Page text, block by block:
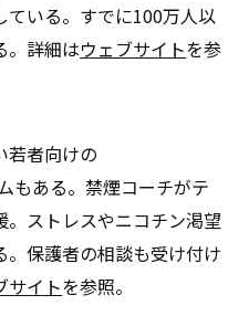
いる。すでに100万人以
。詳細はウェブサイトを参
若者向けの
もある。禁煙コーチがテ
ストレスやニコチン渇望
保護者の相談も受け付け
サイトを参照。